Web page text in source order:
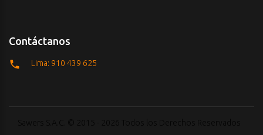
Contáctanos
Lima: 910 439 625